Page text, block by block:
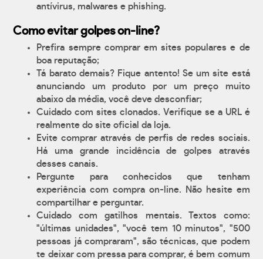
antívirus, malwares e phishing.
Como evitar golpes on-line?
Prefira sempre comprar em sites populares e de
boa reputação;
Tá barato demais? Fique antento! Se um site está
anunciando um produto por um preço muito
abaixo da média, você deve desconfiar;
Cuidado com sites clonados. Verifique se a URL é
realmente do site oficial da loja.
Evite comprar através de perfis de redes sociais.
Há uma grande incidência de golpes através
desses canais.
Pergunte para conhecidos que tenham
experiência com compra on-line. Não hesite em
compartilhar e perguntar.
Cuidado com gatilhos mentais. Textos como:
"últimas unidades", "você tem 10 minutos", "500
pessoas já compraram", são técnicas, que podem
te deixar com pressa para comprar, é bem comum